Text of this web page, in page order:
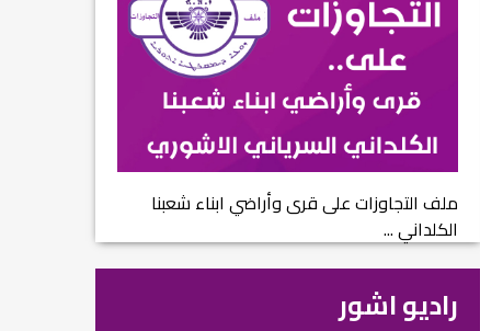
ملف التجاوزات على قرى وأراضي ابناء شعبنا
الكلداني ...
راديو اشور